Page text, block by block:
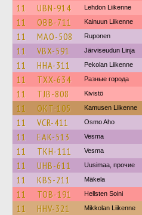
11 UBN-914 Lehdon Liikenne
11 OBB-711 Kainuun Liikenne
11 MAO-508 Ruponen
11 VBX-591 Järviseudun Linja
11 HHA-311 Pekolan Liikenne
11 TXX-634 Разные города
11 TJB-808 Kivistö
11 OKT-105 Kamusen Liikenne
11 VCR-411 Osmo Aho
11 EAK-513 Vesma
11 TKH-111 Vesma
11 UHB-611 Uusimaa, прочие
11 KBS-211 Mäkela
11 TOB-191 Hellsten Soini
11 HHV-321 Mikkolan Liikenne